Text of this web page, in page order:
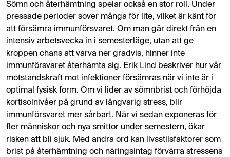
Sömn och återhämtning spelar också en stor roll. Under
pressade perioder sover många för lite, vilket är känt för
att försämra immunförsvaret. Om man går direkt från en
intensiv arbetsvecka in i semesterläge, utan att ge
kroppen chans att varva ner gradvis, hinner inte
immunförsvaret återhämta sig. Erik Lind beskriver hur vår
motståndskraft mot infektioner försämras när vi inte är i
optimal fysisk form. Om vi lider av sömnbrist och förhöjda
kortisolnivåer på grund av långvarig stress, blir
immunförsvaret mer sårbart. När vi sedan exponeras för
fler människor och nya smittor under semestern, ökar
risken att bli sjuk. Med andra ord kan livsstilsfaktorer som
brist på återhämtning och näringsintag förvärra stressens